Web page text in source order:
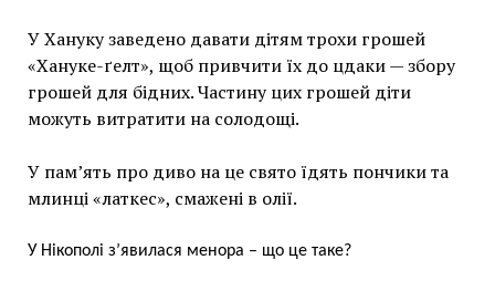
У Хануку заведено давати дітям трохи грошей
«Хануке-ґелт», щоб привчити їх до цдаки — збору
грошей для бідних. Частину цих грошей діти
можуть витратити на солодощі.
У пам’ять про диво на це свято їдять пончики та
млинці «латкес», смажені в олії.
У Нікополі з’явилася менора – що це таке?